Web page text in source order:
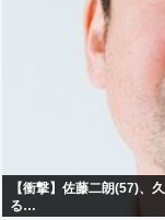
【衝撃】佐藤二朗(57)、
る…